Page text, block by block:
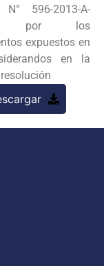
596-2013-A-
por los
expuestos en
en la